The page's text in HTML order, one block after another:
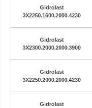
Gidrolast
3X2250.1600.2000.4230
Gidrolast
3X2300.2000.2000.3900
Gidrolast
3X2250.2000.2000.4230
Gidrolast